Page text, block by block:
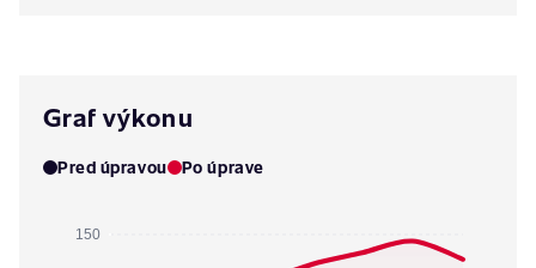
Graf výkonu
Pred úpravou Po úprave
150